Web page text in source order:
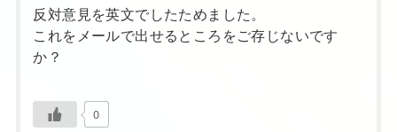
反対意見を英文でしたためました。
これをメールで出せるところをご存じないです
か？
0